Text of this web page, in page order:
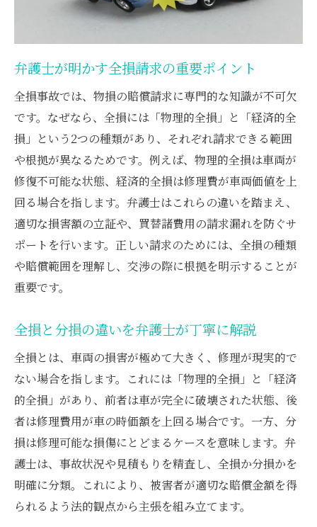
物理的全損・経済的全損の違いと注意点
全損種類ごとの買替諸費用請求の実際
経済的全損・物理的全損の判例を徹底解説
弁護士が教える全損判断の最新動向
買替諸費用の賠償を最大限引き出すには
弁護士が語る買替諸費用請求の基礎知識
全損時の買替諸費用、判例に学ぶ請求術
買替諸費用の賠償請求で注意すべき項目
事故で認められる買替諸費用の具体例
弁護士が示す費用倒れを防ぐコツ
弁護士が伝授するもらい事故全損対策法
もらい事故全損時の買替諸費用請求の実際
泣き寝入りせずに弁護士へ相談する意義
もらい事故全損での判例を弁護士が解説
自分の保険を活用した請求方法のポイント
もらい事故全損時の弁護士交渉成功例
費用倒れを防ぐための交渉ポイント解説
弁護士が語る全損時の費用倒れ対策
弁護士が明かす全損請求の重要ポイント
全損事故では、物損の賠償請求に専門的な知識が不可欠
です。なぜなら、全損には「物理的全損」と「経済的全
損」という2つの種類があり、それぞれ請求できる範囲
や根拠が異なるためです。例えば、物理的全損は車両が
修復不可能な状態、経済的全損は修理費が車両価値を上
回る場合を指します。弁護士はこれらの違いを踏まえ、
適切な損害額の立証や、買替諸費用の請求漏れを防ぐサ
ポートを行います。正しい請求のためには、全損の種類
や賠償範囲を理解し、交渉の際に根拠を明示することが
重要です。
全損と分損の違いを弁護士が丁寧に解説
全損とは、車両の損害が極めて大きく、修理が現実的で
ない場合を指します。これには「物理的全損」と「経済
的全損」があり、前者は車が完全に破壊された状態、後
者は修理費用が車の時価額を上回る場合です。一方、分
損は修理可能な損傷にとどまるケースを意味します。弁
護士は、事故状況や見積もりを精査し、全損か分損かを
明確に分類。これにより、被害者が適切な賠償金額を得
られるよう法的観点から主張を組み立てます。